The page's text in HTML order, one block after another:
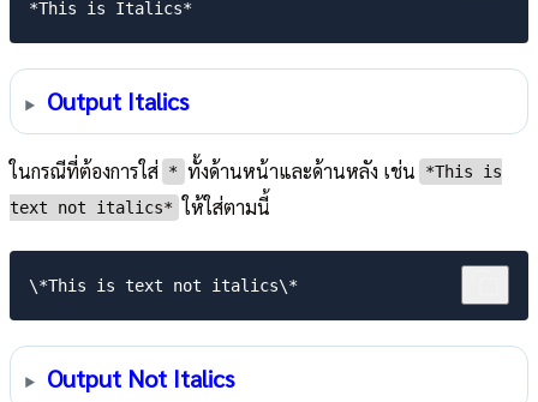
Output Italics
ในกรณีที่ต้องการใส่ * ทั้งด้านหน้าและด้านหลัง เช่น
*This is
text not italics* ให้ใส่ตามนี้
Output Not Italics